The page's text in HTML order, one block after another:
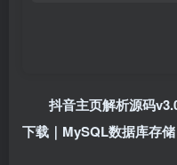
抖音主页解析源码
下载｜MySQL数据库存储